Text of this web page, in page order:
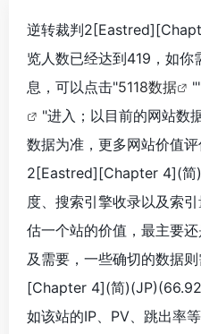
逆转裁判
览人数已经达到419，如
息，可以点击"5118数据
"进入；以目前的网站数
数据为准，更多网站价值
2[Eastred][Chapter 4](简
度、搜索引擎收录以及索
估一个站的价值，最主要
及需要，一些确切的数据
[Chapter 4](简
如该站的IP、PV、跳出率等